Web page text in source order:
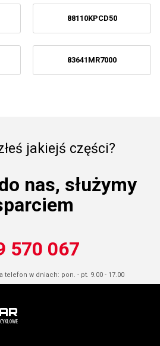
88110KPCD50
83641MR7000
jakiejś części?
nas, służymy
570 067
telefon w dniach: pon. - pt. 9.00 - 17.00